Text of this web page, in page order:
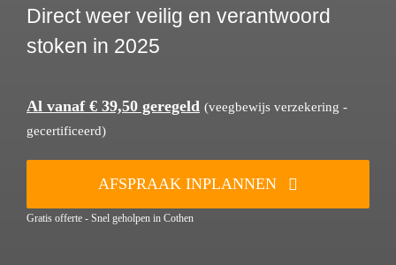
Direct weer veilig en verantwoord
stoken in 2025
Al vanaf € 39,50 geregeld (veegbewijs verzekering -
gecertificeerd)
AFSPRAAK INPLANNEN
Gratis offerte - Snel geholpen in Cothen